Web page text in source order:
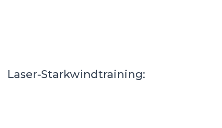
Laser-Starkwindtraining: